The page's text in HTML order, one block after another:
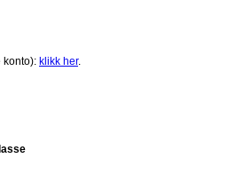
konto): klikk her.